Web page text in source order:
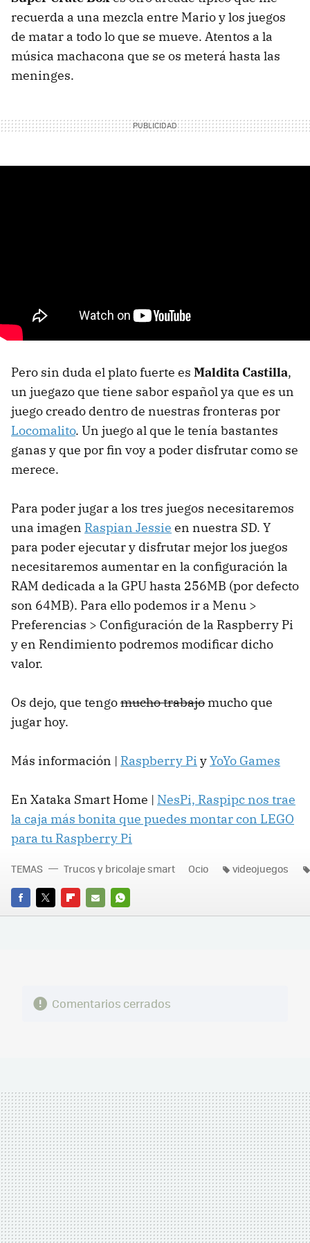
recuerda a una mezcla entre Mario y los juegos
de matar a todo lo que se mueve. Atentos a la
música machacona que se os meterá hasta las
meninges.
Pero sin duda el plato fuerte es Maldita Castilla,
un juegazo que tiene sabor español ya que es un
juego creado dentro de nuestras fronteras por
Locomalito. Un juego al que le tenía bastantes
ganas y que por fin voy a poder disfrutar como se
merece.
Para poder jugar a los tres juegos necesitaremos
una imagen Raspian Jessie en nuestra SD. Y
para poder ejecutar y disfrutar mejor los juegos
necesitaremos aumentar en la configuración la
RAM dedicada a la GPU hasta 256MB (por defecto
son 64MB). Para ello podemos ir a Menu >
Preferencias > Configuración de la Raspberry Pi
y en Rendimiento podremos modificar dicho
valor.
Os dejo, que tengomucho trabajo mucho que
jugar hoy.
Más información | Raspberry Pi yYoYo Games
En Xataka Smart Home | NesPi, Raspipc nos trae
la caja más bonita que puedes montar con LEGO
para tu Raspberry Pi
FACEBOOK
TWITTERFLIPBOARD
E-
WHATSAPP
TEMAS Trucos y bricolaje smart Ocio videojuegos
Comentarios cerrados